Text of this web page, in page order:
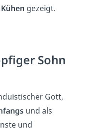
Kühen gezeigt.
Sohn
Gott,
und als
und